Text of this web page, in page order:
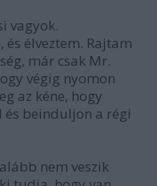
vagyok.
élveztem. Rajtam
már csak Mr.
végig nyomon
az kéne, hogy
és beinduljon a régi
nem veszik